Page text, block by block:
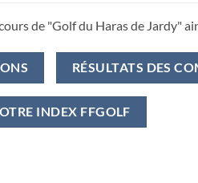
de "Golf du Haras de Jardy"
RÉSULTATS DES
INDEX FFGOLF